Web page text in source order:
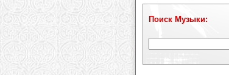
Поиск Музыки: